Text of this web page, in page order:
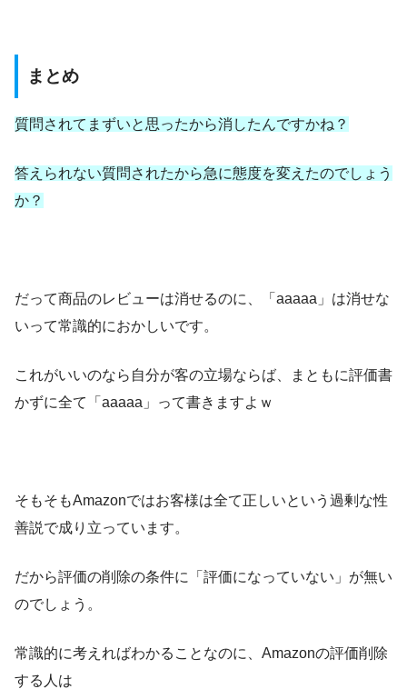
まとめ
質問されてまずいと思ったから消したんですかね？
答えられない質問されたから急に態度を変えたのでしょう
か？
だって商品のレビューは消せるのに、「aaaaa」は消せな
いって常識的におかしいです。
これがいいのなら自分が客の立場ならば、まともに評価書
かずに全て「aaaaa」って書きますよｗ
そもそもAmazonではお客様は全て正しいという過剰な性
善説で成り立っています。
だから評価の削除の条件に「評価になっていない」が無い
のでしょう。
常識的に考えればわかることなのに、Amazonの評価削除
する人は